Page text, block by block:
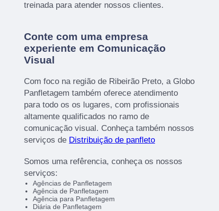
treinada para atender nossos clientes.
Conte com uma empresa
experiente em Comunicação
Visual
Com foco na região de Ribeirão Preto, a Globo
Panfletagem também oferece atendimento
para todo os os lugares, com profissionais
altamente qualificados no ramo de
comunicação visual. Conheça também nossos
serviços de Distribuição de panfleto
Somos uma refêrencia, conheça os nossos
serviços:
Agências de Panfletagem
Agência de Panfletagem
Agência para Panfletagem
Diária de Panfletagem